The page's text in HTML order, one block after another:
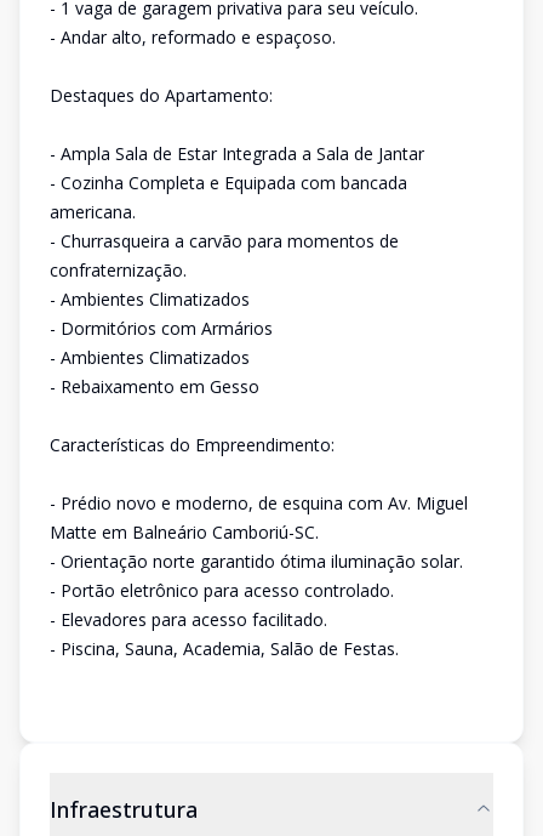
- 1 vaga de garagem privativa para seu veículo.
- Andar alto, reformado e espaçoso.
Destaques do Apartamento:
- Ampla Sala de Estar Integrada a Sala de Jantar
- Cozinha Completa e Equipada com bancada
americana.
- Churrasqueira a carvão para momentos de
confraternização.
- Ambientes Climatizados
- Dormitórios com Armários
- Ambientes Climatizados
- Rebaixamento em Gesso
Características do Empreendimento:
- Prédio novo e moderno, de esquina com Av. Miguel
Matte em Balneário Camboriú-SC.
- Orientação norte garantido ótima iluminação solar.
- Portão eletrônico para acesso controlado.
- Elevadores para acesso facilitado.
- Piscina, Sauna, Academia, Salão de Festas.
Infraestrutura